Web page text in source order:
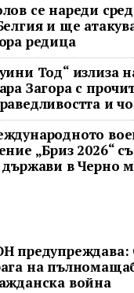
се нареди
и ще
редица
Тод“ излиза
Загора с
и
„Бриз 2026“
държави в Черно
предупреждава:
на
война